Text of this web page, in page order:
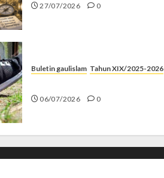
27/07/2026 0
Buletin gaulislam Tahun XIX/2025-2026
06/07/2026 0